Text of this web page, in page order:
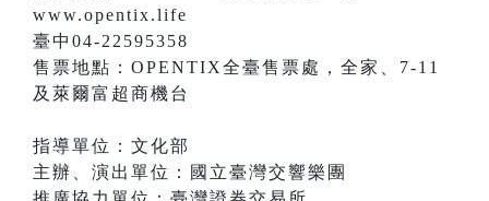
www.opentix.life
臺中04-22595358
售票地點：OPENTIX全臺售票處，全家、7-11
及萊爾富超商機台
指導單位：文化部
主辦、演出單位：國立臺灣交響樂團